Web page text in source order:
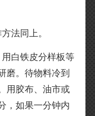
法同上。
用白铁皮分样板等
磨。待物料冷到
用胶布、油市或
，如果一分钟内